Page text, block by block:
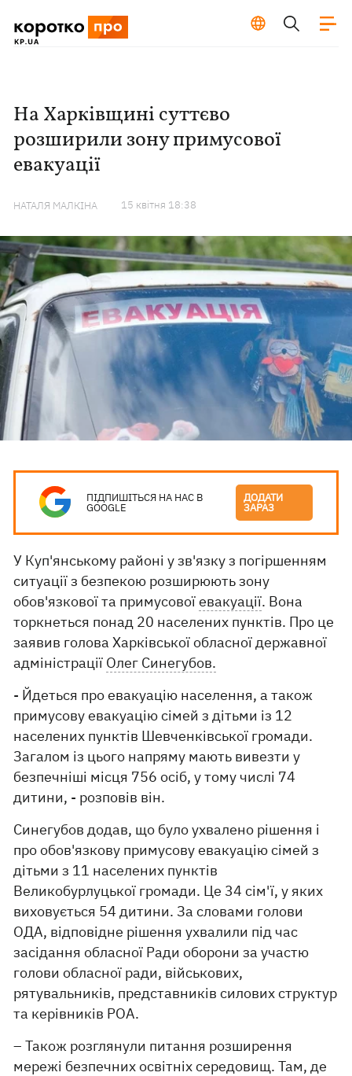
На Харківщині суттєво
розширили зону примусової
евакуації
НАТАЛЯ МАЛКІНА 15 квiтня 18:38
ПІДПИШІТЬСЯ НА НАС В
GOOGLE
ДОДАТИ
ЗАРАЗ
У Куп'янському районі у зв'язку з погіршенням
ситуації з безпекою розширюють зону
обов'язкової та примусовоїевакуації. Вона
торкнеться понад 20 населених пунктів. Про це
заявив голова Харківської обласної державної
адміністрації Олег Синегубов.
- Йдеться про евакуацію населення, а також
примусову евакуацію сімей з дітьми із 12
населених пунктів Шевченківської громади.
Загалом із цього напряму мають вивезти у
безпечніші місця 756 осіб, у тому числі 74
дитини, - розповів він.
Синегубов додав, що було ухвалено рішення і
про обов'язкову примусову евакуацію сімей з
дітьми з 11 населених пунктів
Великобурлуцької громади. Це 34 сім'ї, у яких
виховується 54 дитини. За словами голови
ОДА, відповідне рішення ухвалили під час
засідання обласної Ради оборони за участю
голови обласної ради, військових,
рятувальників, представників силових структур
та керівників РОА.
– Також розглянули питання розширення
мережі безпечних освітніх середовищ. Там, де